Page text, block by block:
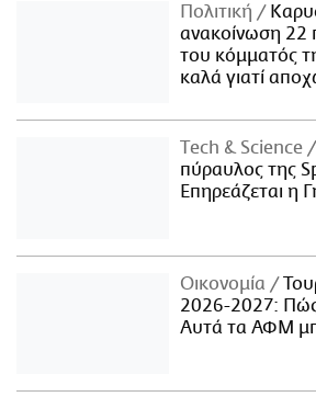
Πολιτική
ανακοίνωση 22
του κόμματός
καλά γιατί
Τech & Science
πύραυλος της
Επηρεάζεται η
Οικονομία
2026-2027:
Αυτά τα ΑΦΜ